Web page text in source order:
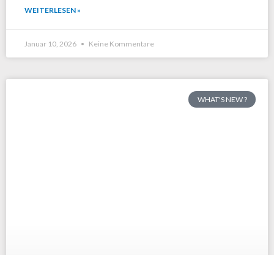
WEITERLESEN »
Januar 10, 2026 Keine Kommentare
WHAT'S NEW ?